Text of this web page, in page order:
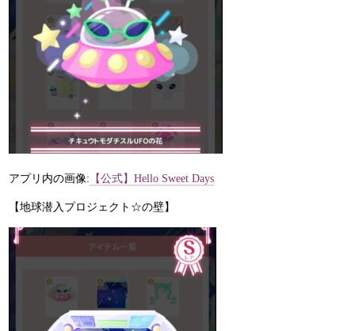
アプリ内の画像: 【公式】Hello Sweet Days
【地球潜入プロジェクト☆の壁】